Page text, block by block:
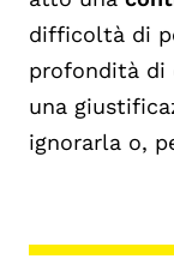
difficoltà di
profondità di
una
ignorarla o,